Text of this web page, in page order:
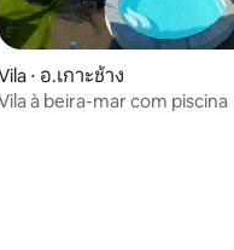
⋅ อ.เกาะช้าง
à beira-mar com piscina